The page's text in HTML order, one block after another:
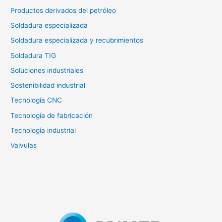
Productos derivados del petróleo
Soldadura especializada
Soldadura especializada y recubrimientos
Soldadura TIG
Soluciones industriales
Sostenibilidad industrial
Tecnología CNC
Tecnología de fabricación
Tecnología industrial
Valvulas